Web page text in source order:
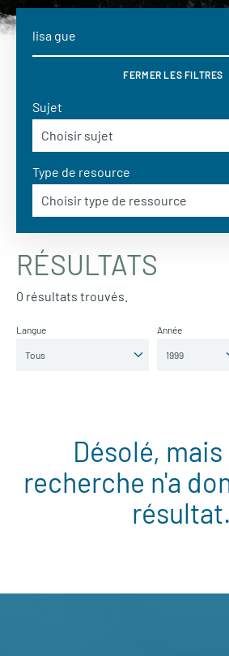
FERMER LES FILTRES
Sujet
Type de resource
RÉSULTATS
0 résultats trouvés.
Langue Année
Désolé,
recherche n'a
résultat.